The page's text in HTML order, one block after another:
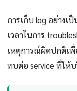
การเก็บ log อย่างเ
เวลาในการ
เหตุการณ์ผิดปกติเ
ทบต่อ service ที่ให้